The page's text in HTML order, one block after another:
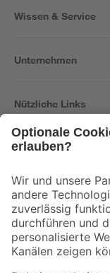
Wissen & Service
Unternehmen
Nützliche Links
Der toom Newsletter:
Zur Newsletter
Folge uns